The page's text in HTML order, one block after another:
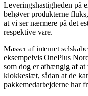
Leveringshastigheden på
behøver produkterne
at vi ser nærmere på det
respektive vare.
Masser af internet
eksempelvis OnePlus
som dog er afhængig af at
klokkeslæt, sådan at de
pakkemedarbejderne har